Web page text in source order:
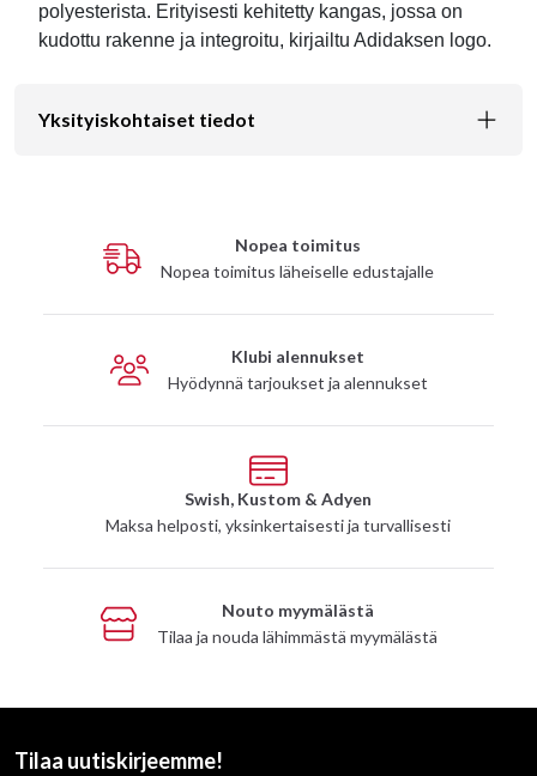
polyesterista. Erityisesti kehitetty kangas, jossa on
kudottu rakenne ja integroitu, kirjailtu Adidaksen logo.
Yksityiskohtaiset tiedot
Nopea toimitus
Nopea toimitus läheiselle edustajalle
Klubi alennukset
Hyödynnä tarjoukset ja alennukset
Swish, Kustom & Adyen
Maksa helposti, yksinkertaisesti ja turvallisesti
Nouto myymälästä
Tilaa ja nouda lähimmästä myymälästä
Tilaa uutiskirjeemme!